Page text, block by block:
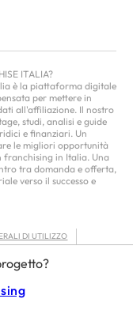
ITALIA?
è la piattaforma digitale
per mettere in
all'affiliazione. Il nostro
studi, analisi e guide
e finanziari. Un
le migliori opportunità
in Italia. Una
tra domanda e offerta,
verso il successo e
DI UTILIZZO